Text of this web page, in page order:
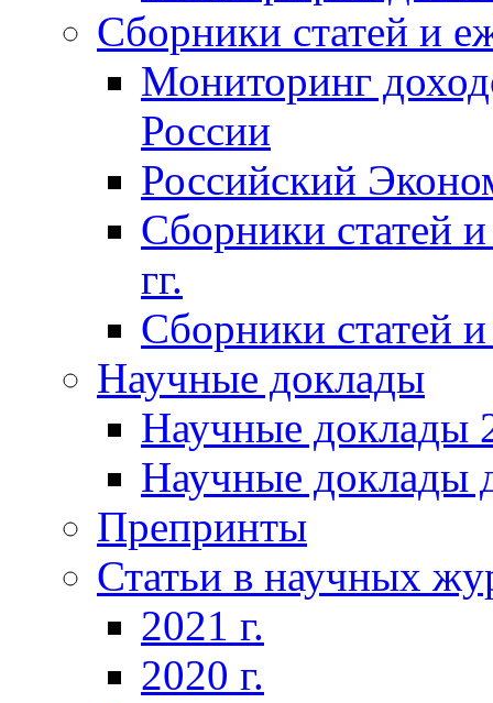
Сборники статей и
Мониторинг
России
Российский
Сборники статей
гг.
Сборники статей
Научные доклады
Научные доклады
Научные доклады
Препринты
Статьи в научных
2021 г.
2020 г.